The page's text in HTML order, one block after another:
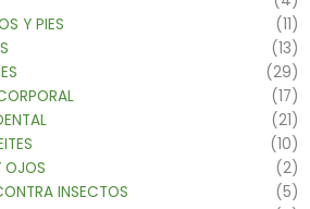
Y PIES
(11)
(13)
(29)
(17)
(21)
(10)
OJOS
(2)
INSECTOS
(5)